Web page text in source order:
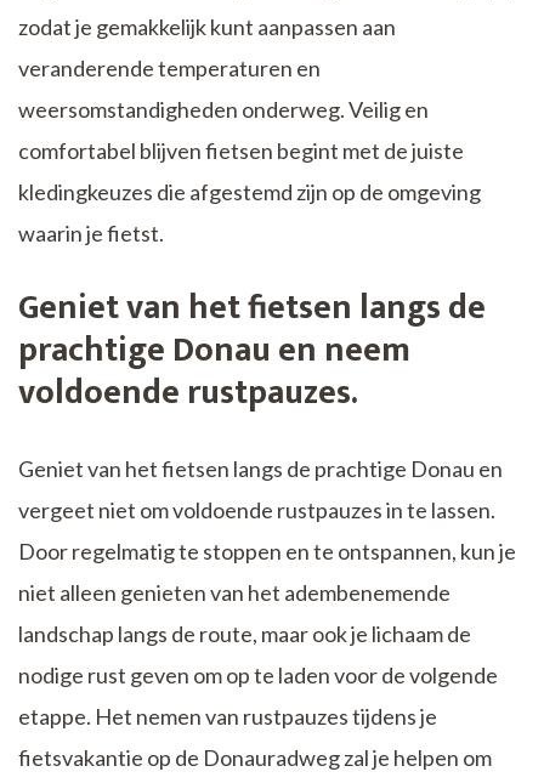
zodat je gemakkelijk kunt aanpassen aan
veranderende temperaturen en
weersomstandigheden onderweg. Veilig en
comfortabel blijven fietsen begint met de juiste
kledingkeuzes die afgestemd zijn op de omgeving
waarin je fietst.
Geniet van het fietsen langs de
prachtige Donau en neem
voldoende rustpauzes.
Geniet van het fietsen langs de prachtige Donau en
vergeet niet om voldoende rustpauzes in te lassen.
Door regelmatig te stoppen en te ontspannen, kun je
niet alleen genieten van het adembenemende
landschap langs de route, maar ook je lichaam de
nodige rust geven om op te laden voor de volgende
etappe. Het nemen van rustpauzes tijdens je
fietsvakantie op de Donauradweg zal je helpen om